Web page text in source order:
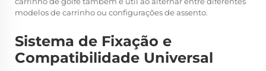
modelos de carrinho ou configurações de assento.
Sistema de Fixação e
Compatibilidade Universal